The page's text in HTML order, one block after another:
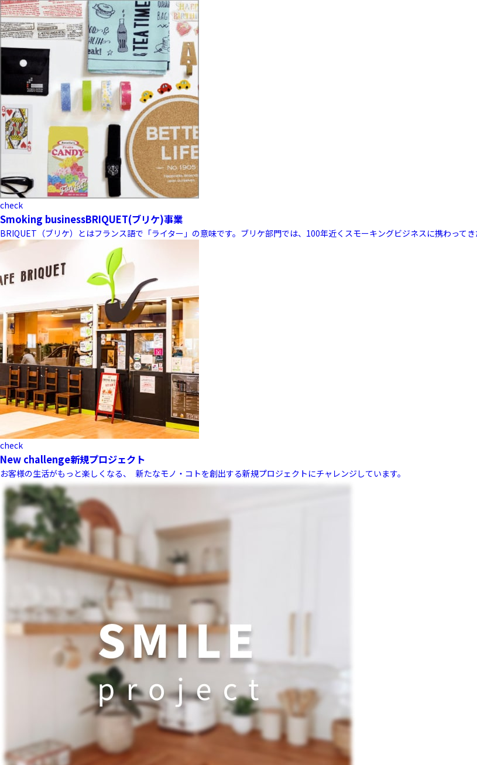
check
Smoking businessBRIQUET(ブリケ)事業
BRIQUET（ブリケ）とはフランス語で「ライター」の意味です。ブリケ部門では、100年近くスモーキングビジネスに携わって
check
New challenge新規プロジェクト
お客様の生活がもっと楽しくなる、 新たなモノ・コトを創出する新規プロジェクトにチャレンジしています。